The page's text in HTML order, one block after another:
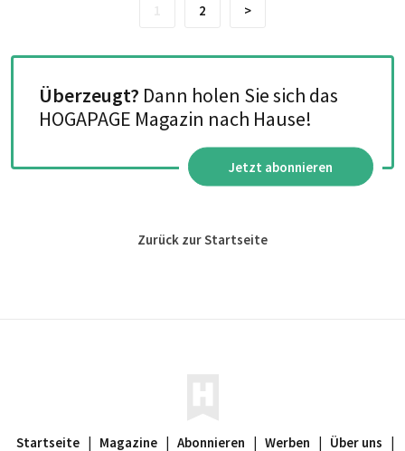
2 >
Überzeugt? Dann holen Sie sich das
HOGAPAGE Magazin nach Hause!
Jetzt abonnieren
Zurück zur Startseite
Startseite | Magazine | Abonnieren | Werben | Über uns |